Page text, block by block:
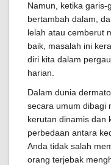
Namun, ketika garis-
bertambah dalam,
lelah atau cemberut
baik, masalah ini
diri kita dalam
harian.
Dalam dunia
secara umum dibagi
kerutan dinamis dan
perbedaan antara
Anda tidak salah
orang terjebak